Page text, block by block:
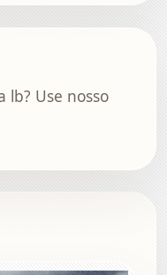
lb? Use nosso